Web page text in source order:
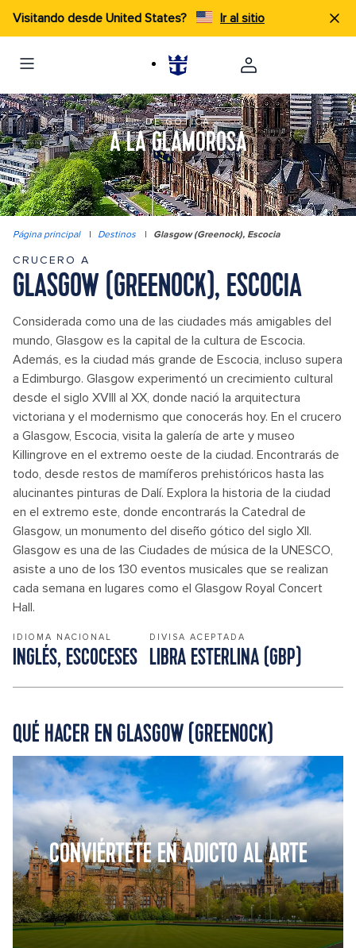
Visitando desde United States? Ir al sitio
DE GÓTICA
A LA GLAMOROSA
Página principal | Destinos | Glasgow (Greenock), Escocia
CRUCERO A
GLASGOW (GREENOCK), ESCOCIA
Considerada como una de las ciudades más amigables del
mundo, Glasgow es la capital de la cultura de Escocia.
Además, es la ciudad más grande de Escocia, incluso supera
a Edimburgo. Glasgow experimentó un crecimiento cultural
desde el siglo XVIII al XX, donde nació la arquitectura
victoriana y el modernismo que conocerás hoy. En el crucero
a Glasgow, Escocia, visita la galería de arte y museo
Killingrove en el extremo oeste de la ciudad. Encontrarás de
todo, desde restos de mamíferos prehistóricos hasta las
alucinantes pinturas de Dalí. Explora la historia de la ciudad
en el extremo este, donde encontrarás la Catedral de
Glasgow, un monumento del diseño gótico del siglo XII.
Glasgow es una de las Ciudades de música de la UNESCO,
asiste a uno de los 130 eventos musicales que se realizan
cada semana en lugares como el Glasgow Royal Concert
Hall.
IDIOMA NACIONAL
INGLÉS, ESCOCESES
DIVISA ACEPTADA
LIBRA ESTERLINA (GBP)
QUÉ HACER EN GLASGOW (GREENOCK)
CONVIÉRTETE EN ADICTO AL ARTE